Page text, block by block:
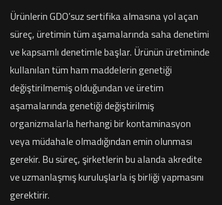
Ürünlerin GDO’suz sertifika almasına yol açan
süreç, üretimin tüm aşamalarında saha denetimi
ve kapsamlı denetimle başlar. Ürünün üretiminde
kullanılan tüm ham maddelerin genetiği
değiştirilmemiş olduğundan ve üretim
aşamalarında genetiği değiştirilmiş
organizmalarla herhangi bir kontaminasyon
veya müdahale olmadığından emin olunması
gerekir. Bu süreç, şirketlerin bu alanda akredite
ve uzmanlaşmış kuruluşlarla iş birliği yapmasını
gerektirir.